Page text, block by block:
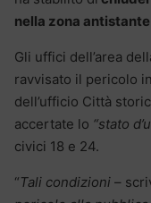
nella zona antistante
Gli uffici dell’area
ravvisato il pericolo
dell’ufficio Città
accertate lo “stato
civici 18 e 24.
“Tali condizioni –